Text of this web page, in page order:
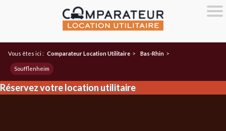
Vous êtes ici : Comparateur Location Utilitaire > Bas-Rhin >
Soufflenheim
Réservez votre location utilitaire